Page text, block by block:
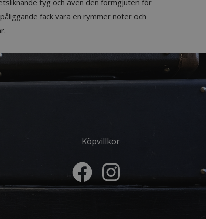
tyg och även den formgjuten för
fack vara en rymmer noter och
Köpvillkor